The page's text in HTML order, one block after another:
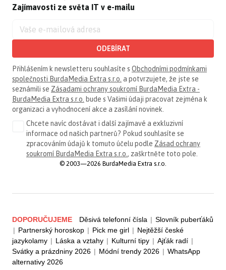
Zajímavosti ze světa IT v e-mailu
ODEBÍRAT
Přihlášením k newsletteru souhlasíte s Obchodními podmínkami
společnosti BurdaMedia Extra s.r.o. a potvrzujete, že jste se
seznámili se Zásadami ochrany soukromí BurdaMedia Extra -
BurdaMedia Extra s.r.o. bude s Vašimi údaji pracovat zejména k
organizaci a vyhodnocení akce a zasílání novinek.
Chcete navíc dostávat i další zajímavé a exkluzivní
informace od našich partnerů? Pokud souhlasíte se
zpracováním údajů k tomuto účelu podle Zásad ochrany
soukromí BurdaMedia Extra s.r.o. , zaškrtněte toto pole.
© 2003—2026 BurdaMedia Extra s.r.o.
DOPORUČUJEME Děsivá telefonní čísla | Slovník puberťáků
| Partnerský horoskop | Pick me girl | Nejtěžší české
jazykolamy | Láska a vztahy | Kulturní tipy | Ajťák radí |
Svátky a prázdniny 2026 | Módní trendy 2026 | WhatsApp
alternativy 2026